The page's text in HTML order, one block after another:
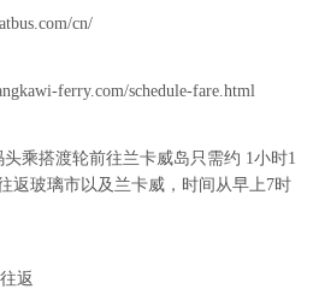
cn/
ferry.com/schedule-fare.html
乘搭渡轮前往兰卡威岛只需约 1小时1
返玻璃市以及兰卡威，时间从早上7时
返